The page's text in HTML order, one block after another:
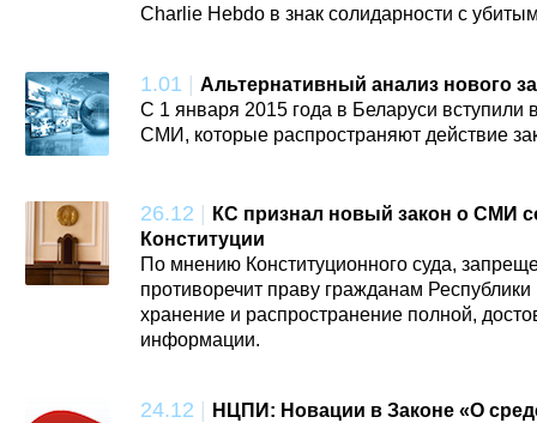
Charlie Hebdo в знак солидарности с
1.01
Альтернативный анализ нового
С 1 января 2015 года в Беларуси вступили
СМИ, которые распространяют действие
26.12
КС признал новый закон о СМИ
Конституции
По мнению Конституционного суда,
противоречит праву гражданам
хранение и распространение полной,
информации.
24.12
НЦПИ: Новации в Законе «О